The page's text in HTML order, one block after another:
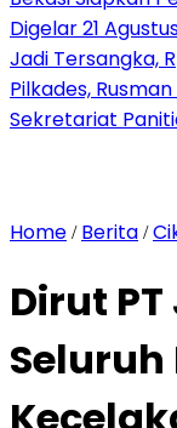
Digelar 21
Jadi Tersangka,
Pilkades,
Sekretariat
Home / Berita /
Dirut